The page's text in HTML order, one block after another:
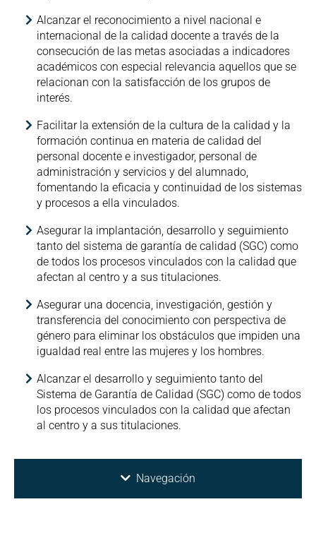
Alcanzar el reconocimiento a nivel nacional e
internacional de la calidad docente a través de la
consecución de las metas asociadas a indicadores
académicos con especial relevancia aquellos que se
relacionan con la satisfacción de los grupos de
interés.
Facilitar la extensión de la cultura de la calidad y la
formación continua en materia de calidad del
personal docente e investigador, personal de
administración y servicios y del alumnado,
fomentando la eficacia y continuidad de los sistemas
y procesos a ella vinculados.
Asegurar la implantación, desarrollo y seguimiento
tanto del sistema de garantía de calidad (SGC) como
de todos los procesos vinculados con la calidad que
afectan al centro y a sus titulaciones.
Asegurar una docencia, investigación, gestión y
transferencia del conocimiento con perspectiva de
género para eliminar los obstáculos que impiden una
igualdad real entre las mujeres y los hombres.
Alcanzar el desarrollo y seguimiento tanto del
Sistema de Garantía de Calidad (SGC) como de todos
los procesos vinculados con la calidad que afectan
al centro y a sus titulaciones.
Navegación